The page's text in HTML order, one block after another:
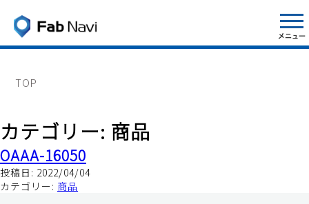
TOP
カテゴリー: 商品
OAAA-16050
投稿日: 2022/04/04
カテゴリー: 商品